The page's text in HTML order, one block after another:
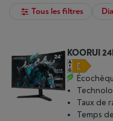
Tous les filtres
KOORUI
Taux de
Temps